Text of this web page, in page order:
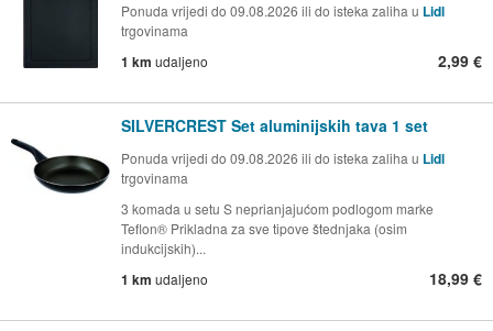
Ponuda vrijedi do 09.08.2026 ili do isteka zaliha u Lidl
trgovinama
1 km udaljeno 2,99 €
SILVERCREST Set aluminijskih tava 1 set
Ponuda vrijedi do 09.08.2026 ili do isteka zaliha u Lidl
trgovinama
3 komada u setu S neprianjajućom podlogom marke
Teflon® Prikladna za sve tipove štednjaka (osim
indukcijskih)...
1 km udaljeno 18,99 €